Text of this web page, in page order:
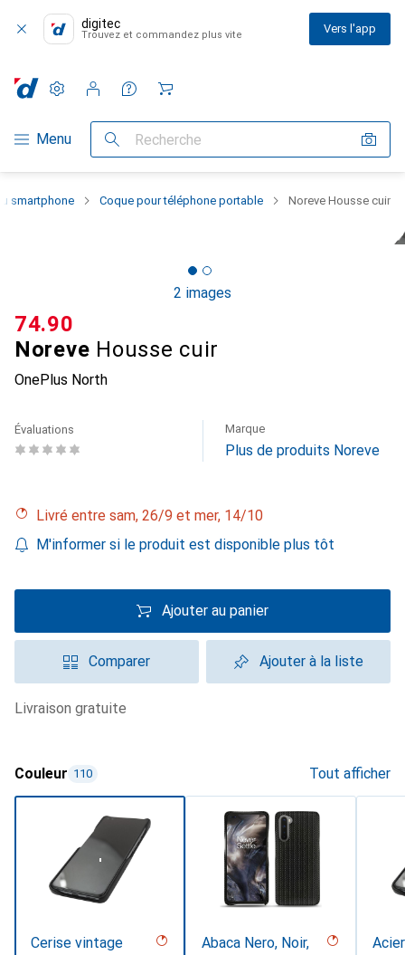
digitec
Trouvez et commandez plus vite Vers l'app
Navigation par catégorie
Menu Recherche
Paramètres
Compte client
Listes de comparaison
Listes d'envies
Panier
smartphone Coque pour téléphone portable Noreve Housse cuir
2 images
Noreve Housse cuir
OnePlus North
CHF
74.90
Évaluations Marque
Plus de produits Noreve
Livré entre sam, 26/9 et mer, 14/10
M'informer si le produit est disponible plus tôt
Ajouter au panier
Comparer Ajouter à la liste
livraison gratuite
Couleur 110 Tout afficher
Cerise vintage
Abaca Nero, Noir,